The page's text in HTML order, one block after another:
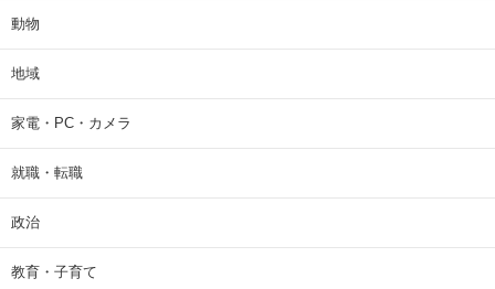
動物
地域
家電・PC・カメラ
就職・転職
政治
教育・子育て